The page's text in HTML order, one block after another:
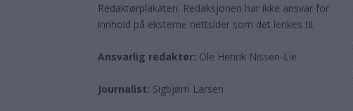
Redaktørplakaten. Redaksjonen har ikke ansvar for
innhold på eksterne nettsider som det lenkes til.
Ansvarlig redaktør: Ole Henrik Nissen-Lie
Journalist: Sigbjørn Larsen